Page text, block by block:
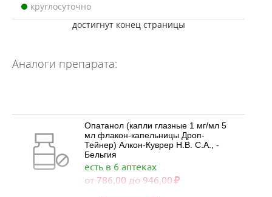
круглосуточно
достигнут конец страницы
Аналоги препарата:
Опатанол (капли глазные 1 мг/мл 5
мл флакон-капельницы Дроп-
Тейнер) Алкон-Куврер Н.В. С.А., -
Бельгия
есть в 6 аптеках
от 786,00 до 946,00